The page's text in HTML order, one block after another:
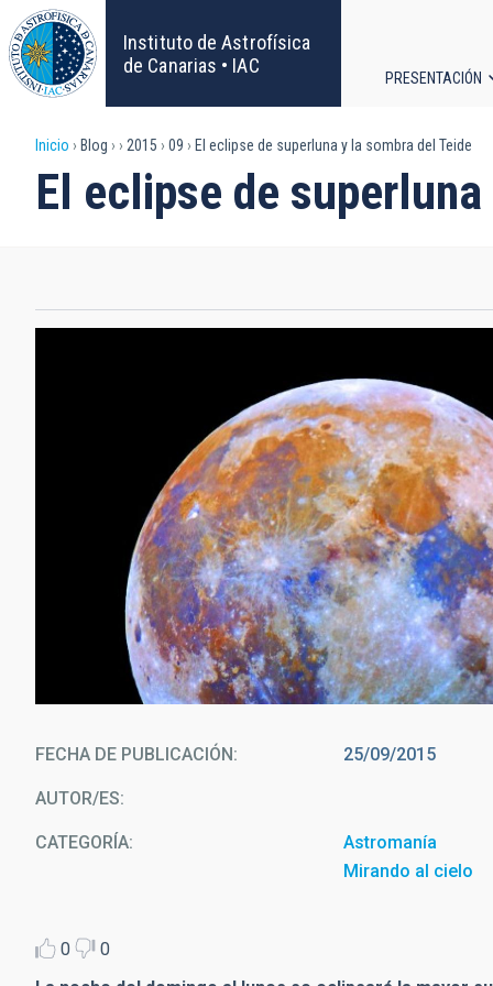
Pasar
al
contenido
principal
Instituto de Astrofísica
de Canarias • IAC
PRESENTACIÓN
Sobrescribir
enlaces
ayuda
navegación
Inicio Blog 2015 09 El eclipse de superluna y la sombra del Teide
El eclipse de
Tamaños aparentes de la superluna del 10 de agosto
Casado-
FECHA DE PUBLICACIÓN 25/09/2015
AUTOR/ES
CATEGORÍA
Astromanía
Mirando al cielo
0
0